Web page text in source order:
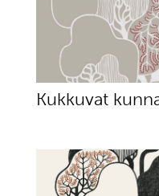
Kukkuvat